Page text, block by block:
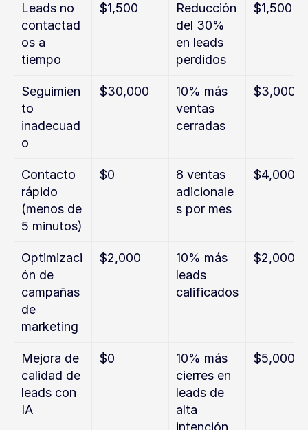
Leads no
contactad
os a
tiempo
$1,500
Reducción
del 30%
en leads
perdidos
$1,500
Seguimien
to
inadecuad
o
$30,000
10% más
ventas
cerradas
$3,000
Contacto
rápido
(menos de
5 minutos)
$0
8 ventas
adicionale
s por mes
$4,000
Optimizaci
ón de
campañas
de
marketing
$2,000
10% más
leads
calificados
$2,000
Mejora de
calidad de
leads con
IA
$0
10% más
cierres en
leads de
alta
intención
$5,000